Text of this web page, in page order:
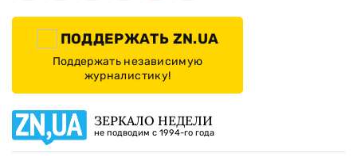
ПОДДЕРЖАТЬ ZN.UA
Поддержать независимую
журналистику!
ЗЕРКАЛО НЕДЕЛИ
не подводим с 1994-го года